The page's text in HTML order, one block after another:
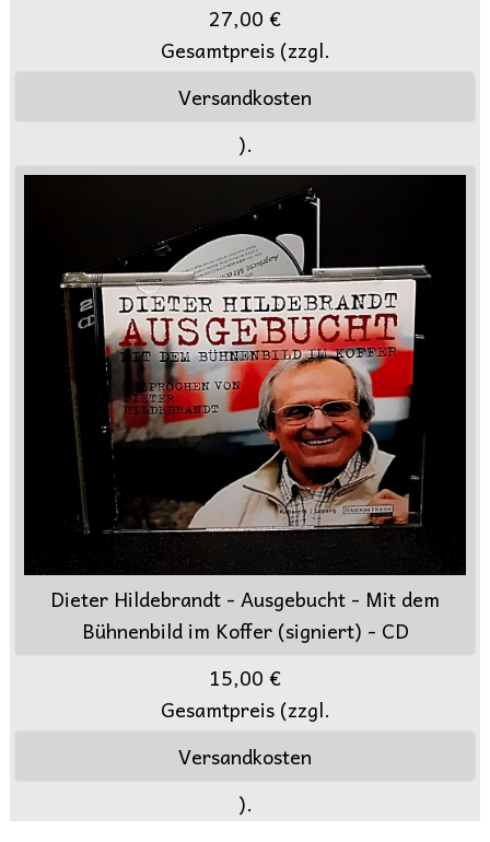
27,00 €
Gesamtpreis (zzgl.
Versandkosten
).
Dieter Hildebrandt - Ausgebucht - Mit dem
Bühnenbild im Koffer (signiert) - CD
15,00 €
Gesamtpreis (zzgl.
Versandkosten
).